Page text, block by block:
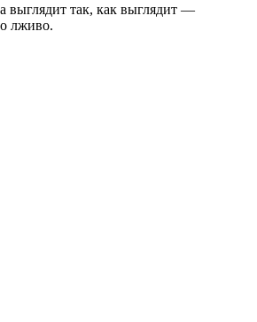
выглядит так, как выглядит —
лживо.